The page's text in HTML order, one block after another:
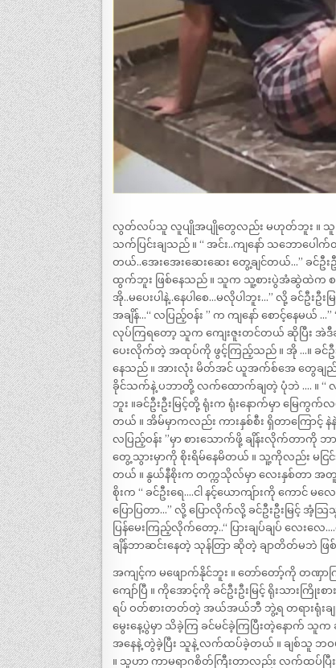
လွတ်လပ်သူ လူပျိုအပျိုတွေလည်း မဟုတ်ဘူး ။ သူ ဘ
သက်ပြင်းချသည် ။ “ အင်း..ကျနော် သဘောပေါက်
တယ်..အေးအေးဆေးဆေး တွေ့ချင်တယ်…” ခင်ဦးဦး
ထွက်ဘူး ဖြစ်နေသည် ။ သူက သူ့စားပွဲအံဆွဲထဲက စက္
အို..မပေးပါနဲ့..နေပါစေ…မလိုပါဘူး…” လို့ ခင်ဦးဦ
အချိန်…“ လပြည့်ဝန်း ” က ကျနော် စောင့်နေ
လုပ်ကြရတော့ သူက ကျေးဇူးတင်တယ် ဆိုပြီး အဲဒီ
ပေးလိုက်တဲ့ အထုပ်ကို ဖွင့်ကြည့်သည် ။ အို …။ ခင်ဦး
နေသည် ။ အားလုံး မိတ်အင် ယူအက်စ်အေ တွေချ
ခိုင်သက်နဲ့ ပဘာတို့ လက်ထောက်ချတဲ့ ပုံဘဲ …. ။ “ လပ
ဘူး ။ခင်ဦးဦးမြင့်တို့ ရုံးက ရုံးနောက်မှာ မြေကွ
တယ် ။ အိမ်မှာကလည်း ကားနှစ်စီး ရှိတာကြောင့် နဲ
လပြည့်ဝန်း ”မှာ စားသောက်ဖို့ ချိန်းလိုက်တာ
တွေ့သွားမှာကို စိုးရိမ်နေမိတယ် ။ သူ့ကိုလည်း မငြင်
တယ် ။ နွယ်နီစိုးက တက္ကသိုလ်မှာ လေးနှစ်တာ အ
စိုးက “ ခင်ဦးရေ….ငါ နင့်ယောကျ်ားကို ကော
ပြောပြတာ…” လို့ ပြောလိုက်လို့ ခင်ဦးဦးမြင့် အံ့
ပြန်မေးကြည့်လိုက်တော့..“ ပြားချပ်ချပ် လေး
ချိန်ဘာဆင်းနေတဲ့ သုန်တြာ ဆိုတဲ့ ချာတိတ်မဘဲ ဖ
အကျင့်က မဖျောက်နိုင်ဘူး ။ တော်တော့်ကို တဏှာကြီ
ကျော်ပြီ ။ ကိုအောင့်ကို ခင်ဦးဦးမြင့် ရိုးသား
ရပ် ဝတ်စားတတ်တဲ့ အယ်အယ်ဘီ ဘွဲ့ရ တရားရုံးချု
မွေးနေ့ပွဲမှာ သိခဲ့ကြ ခင်မင်ခဲ့ကြပြီးတဲ့နောက်
အနေနဲ့ တွဲခဲ့ပြီး သူနဲ့ လက်ထပ်ခဲ့တယ် ။ ချစ်သူ ဘဝမှ
။ သူဟာ ကာမရာဂစိတ်ကြီးတာလည်း လက်ထပ်ပြီးတဲ့